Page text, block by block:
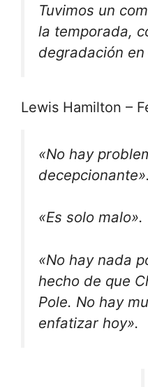
Tuvimos un
la temporada,
degradación en
Lewis Hamilton –
«No hay
decepcionante».
«Es solo malo».
«No hay nada
hecho de que
Pole. No hay
enfatizar hoy».